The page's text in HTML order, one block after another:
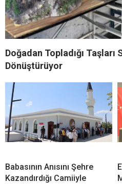
Doğadan Topladığı Taşları
Dönüştürüyor
Babasının Anısını Şehre
Kazandırdığı Camiiyle